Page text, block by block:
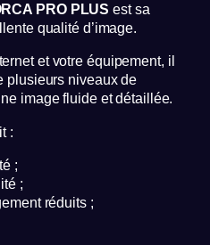
PRO PLUS est sa
qualité d’image.
et votre équipement, il
plusieurs niveaux de
image fluide et détaillée.
:
;
;
réduits ;